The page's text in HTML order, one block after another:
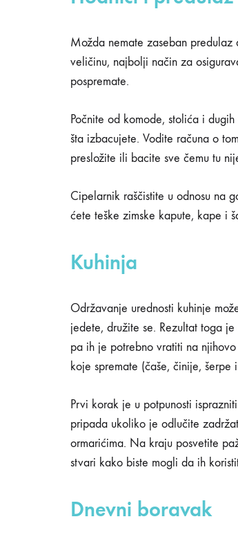
Možda nemate zaseban
veličinu, najbolji način za
pospremate.
Počnite od komode, stolića i
šta izbacujete. Vodite računa o
presložite ili bacite sve čemu tu
Cipelarnik raščistite u odnosu na
ćete teške zimske kapute, kape i
Kuhinja
Održavanje urednosti kuhinje
jedete, družite se. Rezultat toga
pa ih je potrebno vratiti na
koje spremate (čaše, činije,
Prvi korak je u potpunosti
pripada ukoliko je odlučite
ormarićima. Na kraju posvetite
stvari kako biste mogli da ih
Dnevni boravak